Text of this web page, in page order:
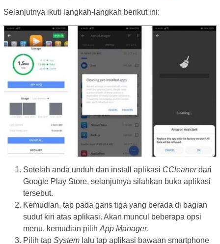
Selanjutnya ikuti langkah-langkah berikut ini:
Setelah anda unduh dan install aplikasi CCleanerdari
Google Play Store, selanjutnya silahkan buka aplikasi
tersebut.
Kemudian, tap pada garis tiga yang berada di bagian
sudut kiri atas aplikasi. Akan muncul beberapa opsi
menu, kemudian pilih App Manager.
Pilih tap System lalu tap aplikasi bawaan smartphone